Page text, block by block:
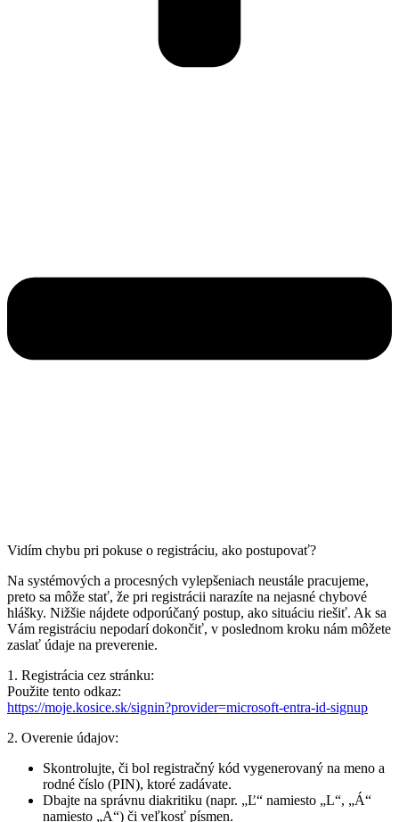
Vidím chybu pri pokuse o registráciu, ako postupovať?
Na systémových a procesných vylepšeniach neustále pracujeme,
preto sa môže stať, že pri registrácii narazíte na nejasné chybové
hlášky. Nižšie nájdete odporúčaný postup, ako situáciu riešiť. Ak sa
Vám registráciu nepodarí dokončiť, v poslednom kroku nám môžete
zaslať údaje na preverenie.
1. Registrácia cez stránku:
Použite tento odkaz:
https://moje.kosice.sk/signin?provider=microsoft-entra-id-signup
2. Overenie údajov:
Skontrolujte, či bol registračný kód vygenerovaný na meno a
rodné číslo (PIN), ktoré zadávate.
Dbajte na správnu diakritiku (napr. „Ľ“ namiesto „L“, „Á“
namiesto „A“) či veľkosť písmen.